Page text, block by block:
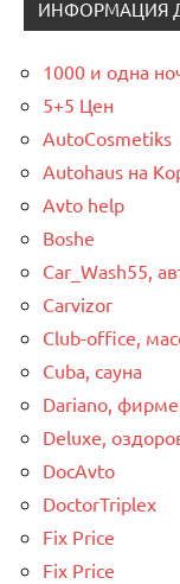
ИНФОРМАЦИЯ
1000 и одна
5+5 Цен
AutoCosmetiks
Autohaus на
Avto help
Boshe
Car_Wash55,
Carvizor
Club-office,
Cuba, сауна
Dariano,
Deluxe,
DocAvto
DoctorTriplex
Fix Price
Fix Price